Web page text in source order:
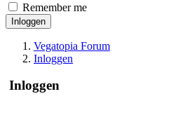
Remember me
Inloggen
Vegatopia Forum
Inloggen
Inloggen